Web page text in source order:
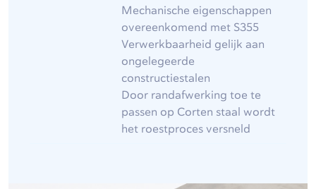
Mechanische eigenschappen
overeenkomend met S355
Verwerkbaarheid gelijk aan
ongelegeerde
constructiestalen
Door randafwerking toe te
passen op Corten staal wordt
het roestproces versneld